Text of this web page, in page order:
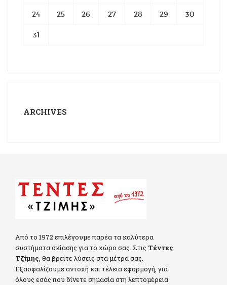
24 25 26 27 28 29 30
31
ARCHIVES
Από το 1972 επιλέγουμε παρέα τα καλύτερα
συστήματα σκίασης για το χώρο σας. Στις Τέντες
Τζίμης, θα βρείτε λύσεις στα μέτρα σας.
Εξασφαλίζουμε αντοχή και τέλεια εφαρμογή, για
όλους εσάς που δίνετε σημασία στη λεπτομέρεια